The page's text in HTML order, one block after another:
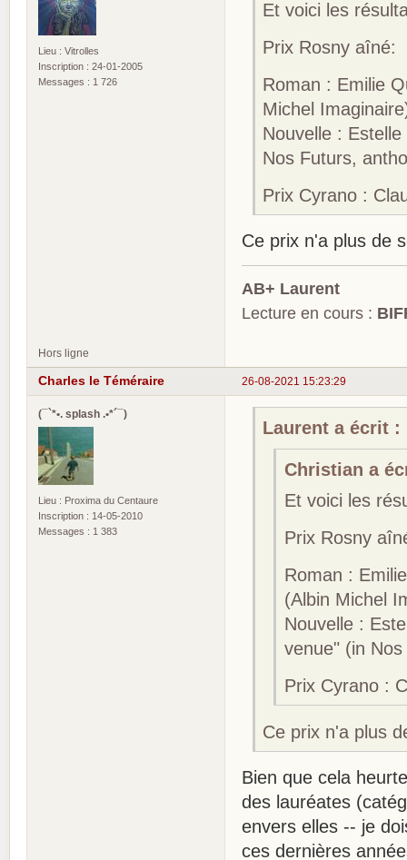
Lieu : Vitrolles
Inscription : 24-01-2005
Messages : 1 726
Et voici les
Prix Rosny aîné:
Roman : Emilie
Michel
Nouvelle :
Nos Futurs,
Prix Cyrano :
Ce prix n'a plus de
AB+ Laurent
Lecture en cours :
Hors ligne
26-08-2021 15:23:29
Charles le Téméraire
(¯`*•. splash .•*´¯)
Lieu : Proxima du Centaure
Inscription : 14-05-2010
Messages : 1 383
Laurent a écrit :
Christian a
Et voici les
Prix Rosny
Roman :
(Albin Michel
Nouvelle :
venue" (in
Prix Cyrano :
Ce prix n'a plus
Bien que cela
des lauréates
envers elles -- je
ces dernières